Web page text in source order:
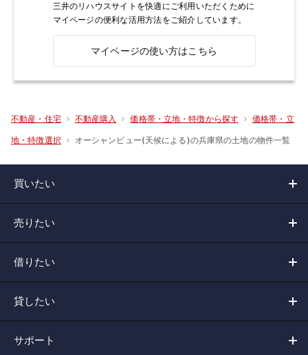
三井のリハウスサイトを快適にご利用いただくために
マイページの便利な活用方法をご紹介しています。
マイページの使い方はこちら
不動産・住宅 不動産購入 価格帯・立地・特徴から探す 価格帯・立
地・特徴選択 オーシャンビュー(天候による)の兵庫県の土地の物件一覧
買いたい
売りたい
借りたい
貸したい
サポート